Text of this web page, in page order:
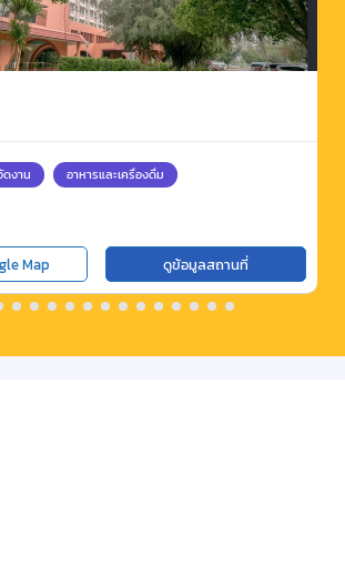
งาน อาหารและเครื่องดื่ม
Map ดูข้อมูลสถานที่